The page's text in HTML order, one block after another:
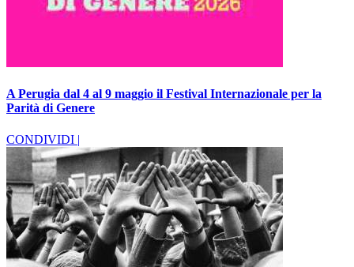
A Perugia dal 4 al 9 maggio il Festival Internazionale per la
Parità di Genere
CONDIVIDI |